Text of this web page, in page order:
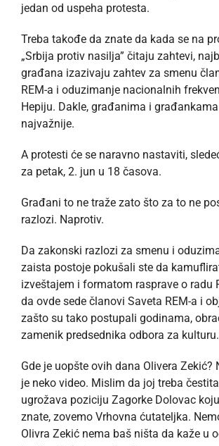
jedan od uspeha protesta.
Treba takođe da znate da kada se na
„Srbija protiv nasilja” čitaju zahtevi,
građana izazivaju zahtev za smenu
REM-a i oduzimanje nacionalnih
Hepiju. Dakle, građanima i
najvažnije.
A protesti će se naravno nastaviti,
za petak, 2. jun u 18 časova.
Građani to ne traže zato što za to ne
razlozi. Naprotiv.
Da zakonski razlozi za smenu i
zaista postoje pokušali ste da
izveštajem i formatom rasprave o radu
da ovde sede članovi Saveta REM-a i
zašto su tako postupali godinama,
zamenik predsednika odbora za kulturu.
Gde je uopšte ovih dana Olivera Zekić?
je neko video. Mislim da joj treba
ugrožava poziciju Zagorke Dolovac
znate, zovemo Vrhovna ćutateljka.
Olivra Zekić nema baš ništa da kaže u